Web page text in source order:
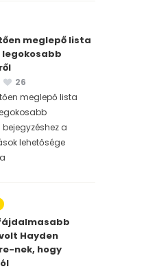
meglepő lista
legokosabb
26
meglepő lista
bejegyzéshez a
lehetősége
Hayden
nek, hogy